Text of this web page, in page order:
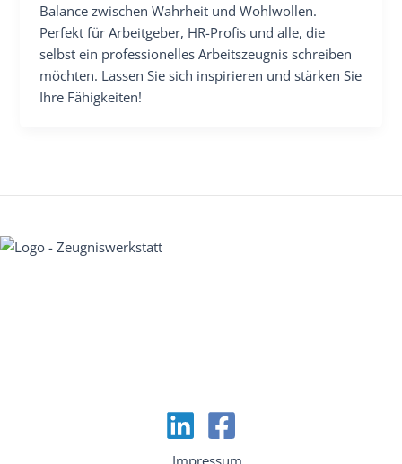
Balance zwischen Wahrheit und Wohlwollen.
Perfekt für Arbeitgeber, HR-Profis und alle, die
selbst ein professionelles Arbeitszeugnis schreiben
möchten. Lassen Sie sich inspirieren und stärken Sie
Ihre Fähigkeiten!
Impressum